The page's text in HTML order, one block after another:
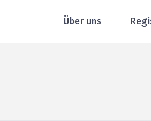
Über uns